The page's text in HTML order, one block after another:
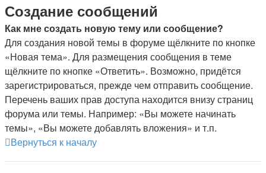
Создание сообщений
Как мне создать новую тему или сообщение?
Для создания новой темы в форуме щёлкните по кнопке
«Новая тема». Для размещения сообщения в теме
щёлкните по кнопке «Ответить». Возможно, придётся
зарегистрироваться, прежде чем отправить сообщение.
Перечень ваших прав доступа находится внизу страниц
форума или темы. Например: «Вы можете начинать
темы», «Вы можете добавлять вложения» и т.п.
Вернуться к началу